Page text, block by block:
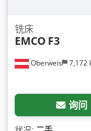
Oberweis 7,172
铣床
EMCO F3
询问